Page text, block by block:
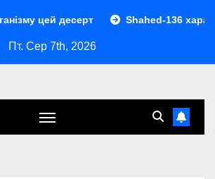
Shahed-136 характеристики:
Пт. Сер 7th, 2026